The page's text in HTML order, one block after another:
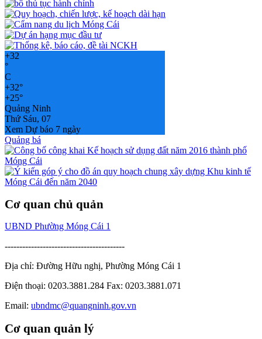
+32
°
C
+32°
+25°
Quảng Ninh
Thứ Sáu, 07
Xem Dự báo 7 ngày
Quảng bá
Cơ quan chủ quản
UBND Phường Móng Cái 1
-----------------------------------------
Địa chỉ: Đường Hữu nghị, Phường Móng Cái 1
Điện thoại: 0203.3881.284 Fax: 0203.3881.071
Email: ubndmc@quangninh.gov.vn
Cơ quan quản lý